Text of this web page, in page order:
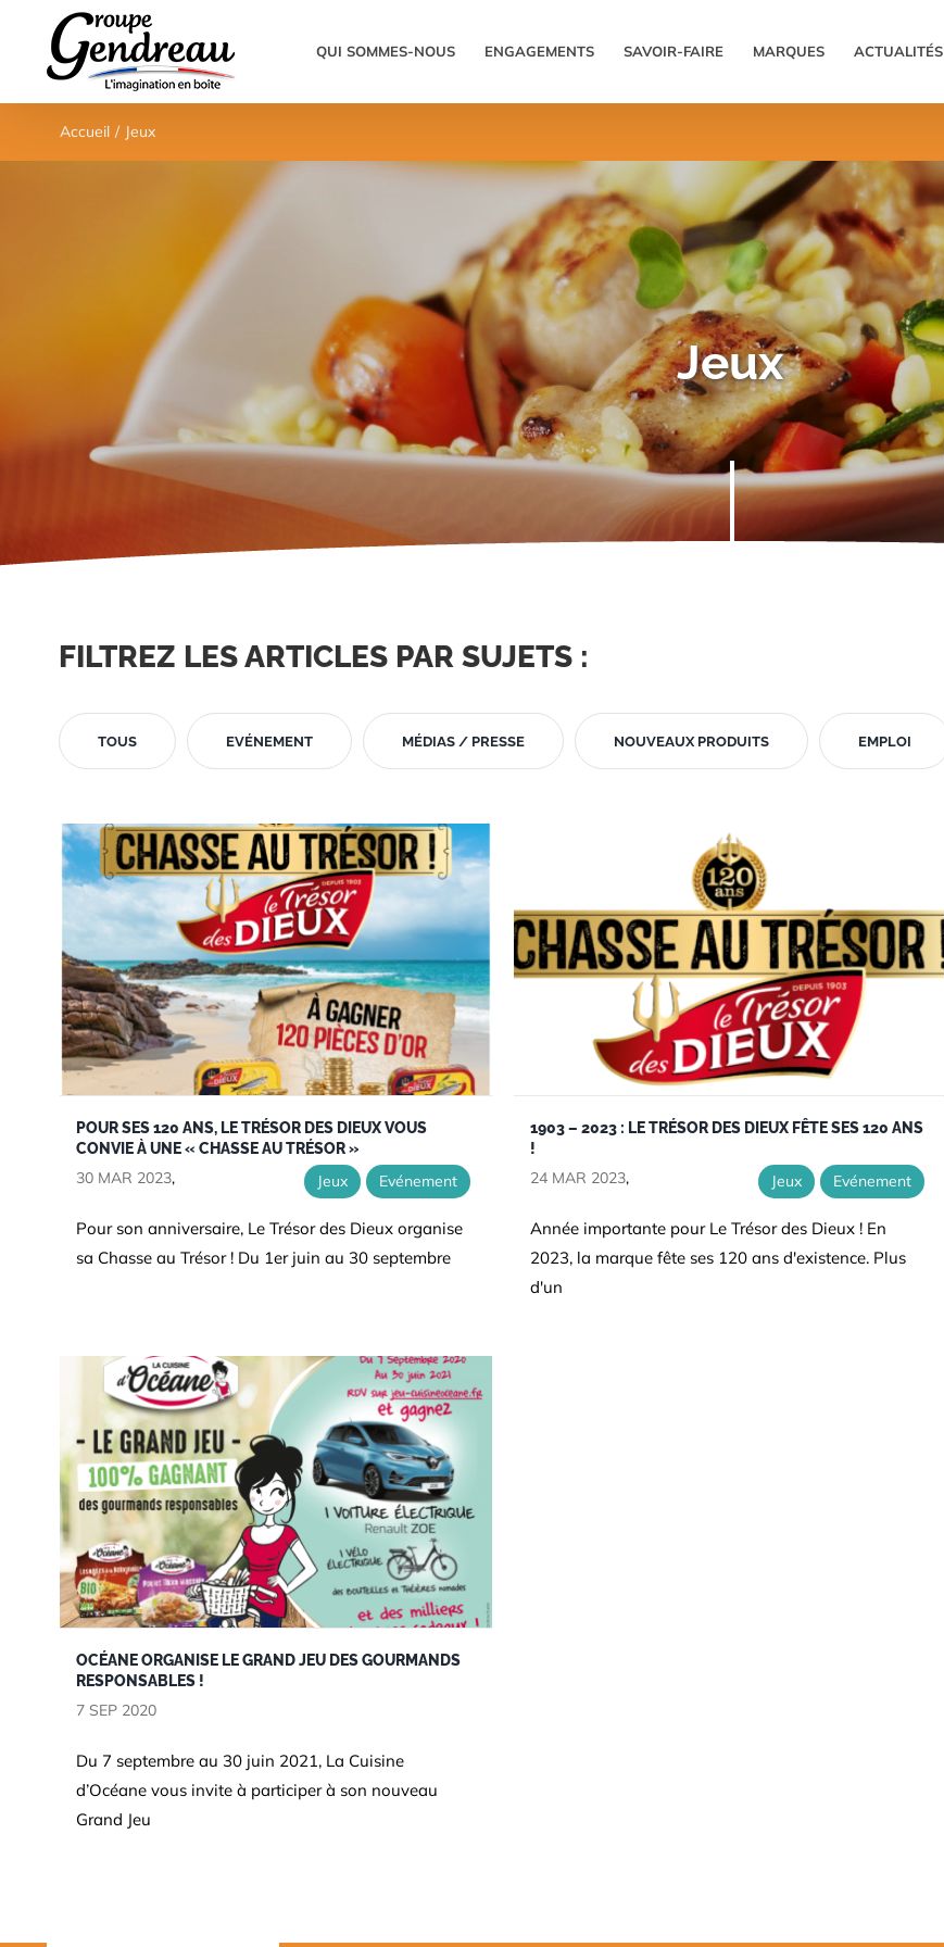
contenu
QUI SOMMES-NOUS ENGAGEMENTS SAVOIR-FAIRE MARQUES ACTUALITÉS
Accueil / Jeux
Jeux
FILTREZ LES ARTICLES PAR SUJETS :
TOUS EVÉNEMENT MÉDIAS / PRESSE NOUVEAUX PRODUITS EMPLOI
POUR SES 120 ANS, LE TRÉSOR DES DIEUX VOUS
CONVIE À UNE « CHASSE AU TRÉSOR »
30 MAR 2023 Evénement
, Jeux
Pour son anniversaire, Le Trésor des Dieux organise
sa Chasse au Trésor ! Du 1er juin au 30 septembre
1903 – 2023 : LE TRÉSOR DES DIEUX FÊTE SES 120 ANS
!
24 MAR 2023 Evénement
, Jeux
Année importante pour Le Trésor des Dieux ! En
2023, la marque fête ses 120 ans d'existence. Plus
d'un
OCÉANE ORGANISE LE GRAND JEU DES GOURMANDS
RESPONSABLES !
7 SEP 2020
Du 7 septembre au 30 juin 2021, La Cuisine
d’Océane vous invite à participer à son nouveau
Grand Jeu